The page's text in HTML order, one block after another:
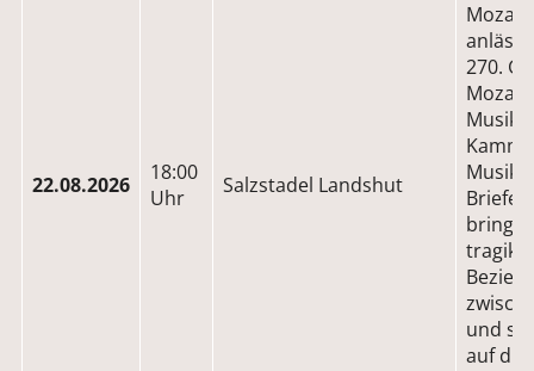
22.08.2026
18:00
Uhr
Salzstadel Landshut
270.
Musik,
Briefe
und
auf die